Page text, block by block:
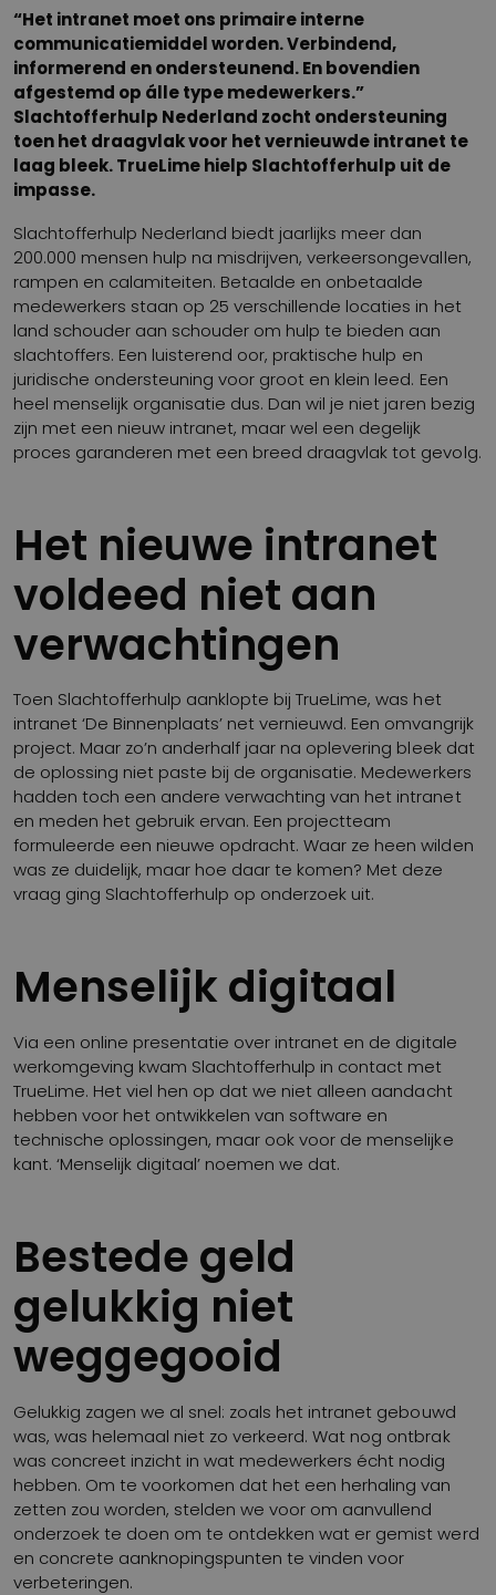
“Het intranet moet ons primaire interne
communicatiemiddel worden. Verbindend,
informerend en ondersteunend. En bovendien
afgestemd op álle type medewerkers.”
Slachtofferhulp Nederland zocht ondersteuning
toen het draagvlak voor het vernieuwde intranet te
laag bleek. TrueLime hielp Slachtofferhulp uit de
impasse.
Slachtofferhulp Nederland biedt jaarlijks meer dan
200.000 mensen hulp na misdrijven, verkeersongevallen,
rampen en calamiteiten. Betaalde en onbetaalde
medewerkers staan op 25 verschillende locaties in het
land schouder aan schouder om hulp te bieden aan
slachtoffers. Een luisterend oor, praktische hulp en
juridische ondersteuning voor groot en klein leed. Een
heel menselijk organisatie dus. Dan wil je niet jaren bezig
zijn met een nieuw intranet, maar wel een degelijk
proces garanderen met een breed draagvlak tot gevolg.
Het nieuwe intranet
voldeed niet aan
verwachtingen
Toen Slachtofferhulp aanklopte bij TrueLime, was het
intranet ‘De Binnenplaats’ net vernieuwd. Een omvangrijk
project. Maar zo’n anderhalf jaar na oplevering bleek dat
de oplossing niet paste bij de organisatie. Medewerkers
hadden toch een andere verwachting van het intranet
en meden het gebruik ervan. Een projectteam
formuleerde een nieuwe opdracht. Waar ze heen wilden
was ze duidelijk, maar hoe daar te komen? Met deze
vraag ging Slachtofferhulp op onderzoek uit.
Menselijk digitaal
Via een online presentatie over intranet en de digitale
werkomgeving kwam Slachtofferhulp in contact met
TrueLime. Het viel hen op dat we niet alleen aandacht
hebben voor het ontwikkelen van software en
technische oplossingen, maar ook voor de menselijke
kant. ‘Menselijk digitaal’ noemen we dat.
Bestede geld
gelukkig niet
weggegooid
Gelukkig zagen we al snel: zoals het intranet gebouwd
was, was helemaal niet zo verkeerd. Wat nog ontbrak
was concreet inzicht in wat medewerkers écht nodig
hebben. Om te voorkomen dat het een herhaling van
zetten zou worden, stelden we voor om aanvullend
onderzoek te doen om te ontdekken wat er gemist werd
en concrete aanknopingspunten te vinden voor
verbeteringen.